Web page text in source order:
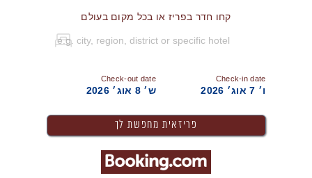
קחו חדר בפריז או בכל מקום בעולם
Check-in date
ו׳ 7 אוג׳ 2026
Check-out date
ש׳ 8 אוג׳ 2026